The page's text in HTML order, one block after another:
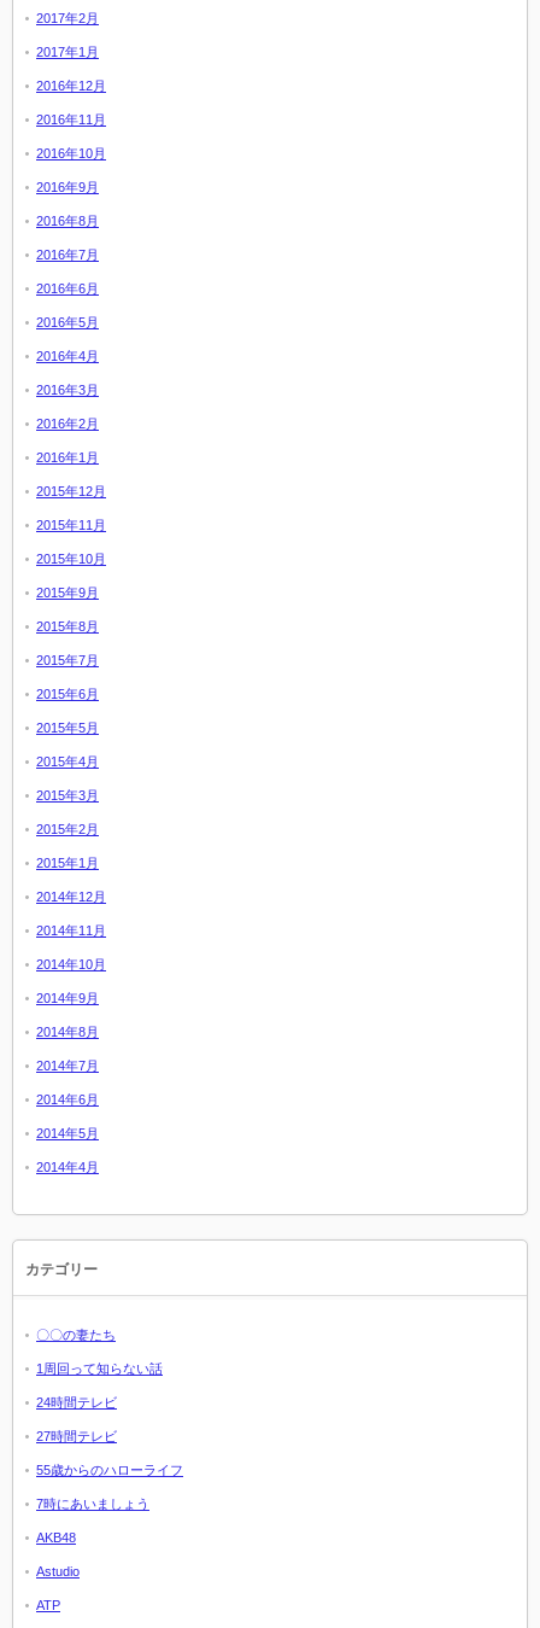
2017年2月
2017年1月
2016年12月
2016年11月
2016年10月
2016年9月
2016年8月
2016年7月
2016年6月
2016年5月
2016年4月
2016年3月
2016年2月
2016年1月
2015年12月
2015年11月
2015年10月
2015年9月
2015年8月
2015年7月
2015年6月
2015年5月
2015年4月
2015年3月
2015年2月
2015年1月
2014年12月
2014年11月
2014年10月
2014年9月
2014年8月
2014年7月
2014年6月
2014年5月
2014年4月
カテゴリー
〇〇の妻たち
1周回って知らない話
24時間テレビ
27時間テレビ
55歳からのハローライフ
7時にあいましょう
AKB48
Astudio
ATP